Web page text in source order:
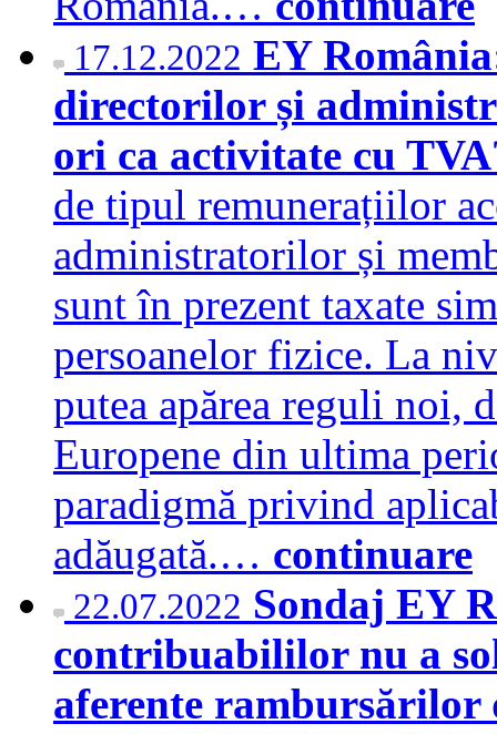
17.12.2022 EY
directorilor și
ori ca activitate cu
de tipul remunerațiilor
administratorilor și
sunt în prezent taxate
persoanelor fizice. La
putea apărea reguli noi,
Europene din ultima
paradigmă privind
adăugată.… continuare
22.07.2022 Sondaj EY
contribuabililor nu a
aferente